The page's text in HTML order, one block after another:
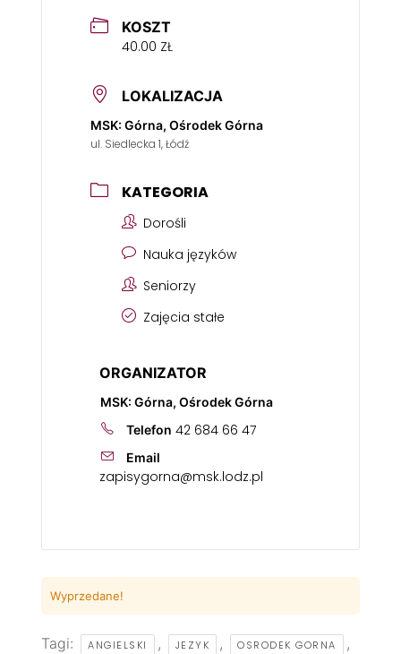
KOSZT
40.00 ZŁ
LOKALIZACJA
MSK: Górna, Ośrodek Górna
ul. Siedlecka 1, Łódź
KATEGORIA
Dorośli
Nauka języków
Seniorzy
Zajęcia stałe
ORGANIZATOR
MSK: Górna, Ośrodek Górna
Telefon 42 684 66 47
Email
zapisygorna@msk.lodz.pl
Wyprzedane!
Tagi: ANGIELSKI , JEZYK , OSRODEK GORNA ,